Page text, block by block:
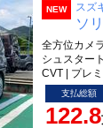
NEW スズ
ソ
全方位カメ
シュスター
CVT | プレ
支払総額
122.8